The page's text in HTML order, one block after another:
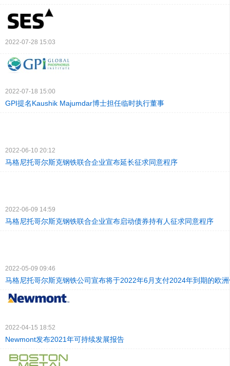
2022-07-28 15:03
2022-07-18 15:00
GPI提名Kaushik Majumdar博士担任临时执行董事
2022-06-10 20:12
马格尼托哥尔斯克钢铁联合企业宣布延长征求同意程序
2022-06-09 14:59
马格尼托哥尔斯克钢铁联合企业宣布启动债券持有人征求同意程序
2022-05-09 09:46
马格尼托哥尔斯克钢铁公司宣布将于2022年6月支付2024年到期的欧
2022-04-15 18:52
Newmont发布2021年可持续发展报告